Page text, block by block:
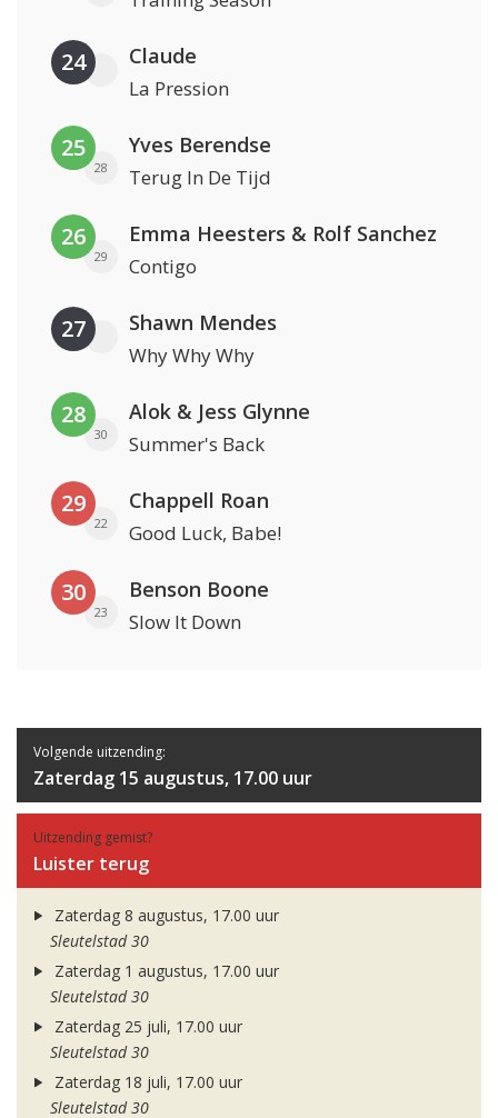
24 Claude
La Pression
25
28
Yves Berendse
Terug In De Tijd
26
29
Emma Heesters & Rolf Sanchez
Contigo
27 Shawn Mendes
Why Why Why
28
30
Alok & Jess Glynne
Summer's Back
29
22
Chappell Roan
Good Luck, Babe!
30
23
Benson Boone
Slow It Down
Volgende uitzending:
Zaterdag 15 augustus, 17.00 uur
Uitzending gemist?
Luister terug
Zaterdag 8 augustus, 17.00 uur
Sleutelstad 30
Zaterdag 1 augustus, 17.00 uur
Sleutelstad 30
Zaterdag 25 juli, 17.00 uur
Sleutelstad 30
Zaterdag 18 juli, 17.00 uur
Sleutelstad 30